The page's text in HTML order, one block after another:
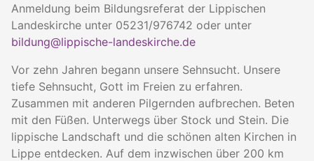
Anmeldung beim Bildungsreferat der Lippischen
Landeskirche unter 05231/976742 oder unter
bildung@lippische-landeskirche.de
Vor zehn Jahren begann unsere Sehnsucht. Unsere
tiefe Sehnsucht, Gott im Freien zu erfahren.
Zusammen mit anderen Pilgernden aufbrechen. Beten
mit den Füßen. Unterwegs über Stock und Stein. Die
lippische Landschaft und die schönen alten Kirchen in
Lippe entdecken. Auf dem inzwischen über 200 km